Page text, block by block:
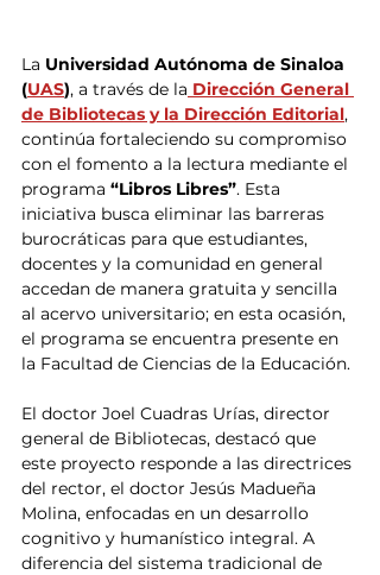
La Universidad Autónoma de Sinaloa
(UAS), a través de la Dirección General
de Bibliotecas y la Dirección Editorial,
continúa fortaleciendo su compromiso
con el fomento a la lectura mediante el
programa “Libros Libres”. Esta
iniciativa busca eliminar las barreras
burocráticas para que estudiantes,
docentes y la comunidad en general
accedan de manera gratuita y sencilla
al acervo universitario; en esta ocasión,
el programa se encuentra presente en
la Facultad de Ciencias de la Educación.
El doctor Joel Cuadras Urías, director
general de Bibliotecas, destacó que
este proyecto responde a las directrices
del rector, el doctor Jesús Madueña
Molina, enfocadas en un desarrollo
cognitivo y humanístico integral. A
diferencia del sistema tradicional de